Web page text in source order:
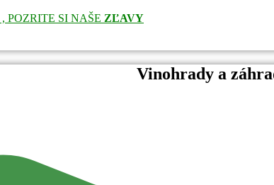
POZRITE SI NAŠE ZĽAVY
Vinohrady a